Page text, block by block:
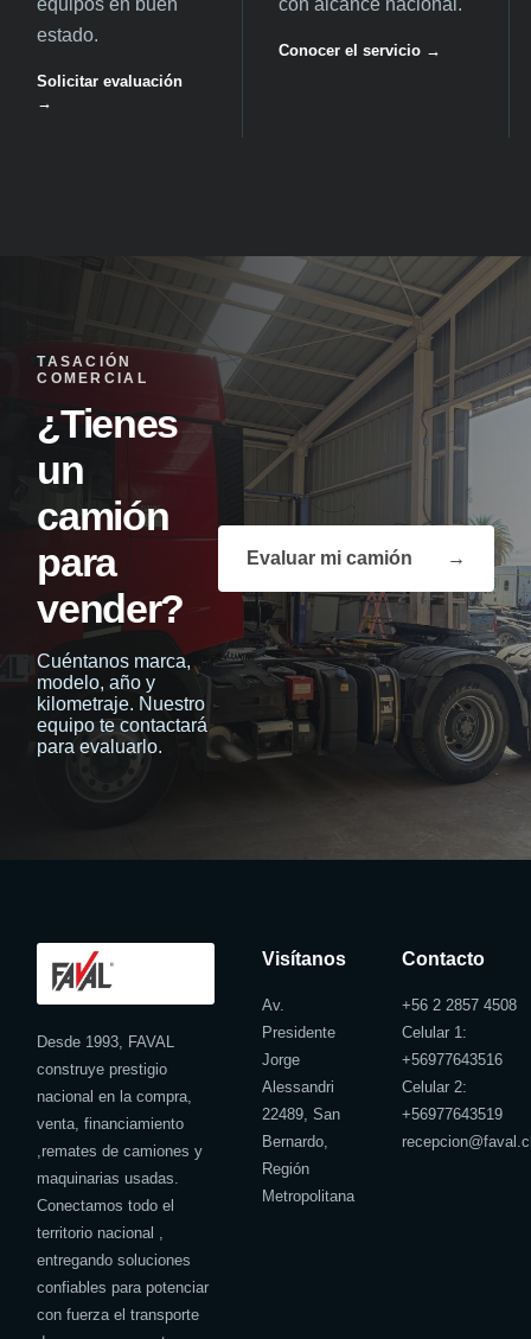
equipos en buen
estado.
Solicitar evaluación
→
con alcance nacional.
Conocer el servicio →
TASACIÓN
COMERCIAL
¿Tienes
un
camión
para
vender?
Cuéntanos marca,
modelo, año y
kilometraje. Nuestro
equipo te contactará
para evaluarlo.
Evaluar mi camión →
Desde 1993, FAVAL
construye prestigio
nacional en la compra,
venta, financiamiento
,remates de camiones y
maquinarias usadas.
Conectamos todo el
territorio nacional ,
entregando soluciones
confiables para potenciar
con fuerza el transporte
Visítanos
Av.
Presidente
Jorge
Alessandri
22489, San
Bernardo,
Región
Metropolitana
Contacto
+56 2 2857 4508
Celular 1:
+56977643516
Celular 2:
+56977643519